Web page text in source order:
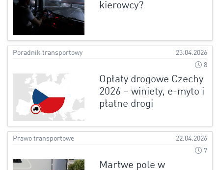
kierowcy?
Poradnik transportowy
23.04.2026
8
Opłaty drogowe Czechy
2026 – winiety, e-myto i
płatne drogi
Prawo transportowe
22.04.2026
7
Martwe pole w